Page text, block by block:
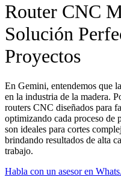
Router CNC
Solución
Proyectos
En Gemini, entendemos que
en la industria de la madera.
routers CNC diseñados para
optimizando cada proceso de
son ideales para cortes
brindando resultados de alta
trabajo.
Habla con un asesor en